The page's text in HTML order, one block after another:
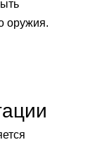
оружия.